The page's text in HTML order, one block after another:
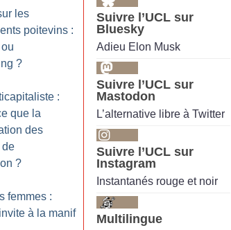
les
poitevins :
?
:
que la
des
de
?
femmes :
à la manif
Suivre l’UCL sur
Bluesky
Adieu Elon Musk
Suivre l’UCL sur
Mastodon
L’alternative libre à Twitter
Suivre l’UCL sur
Instagram
Instantanés rouge et noir
Multilingue